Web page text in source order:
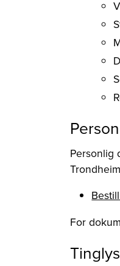
Personlig
For